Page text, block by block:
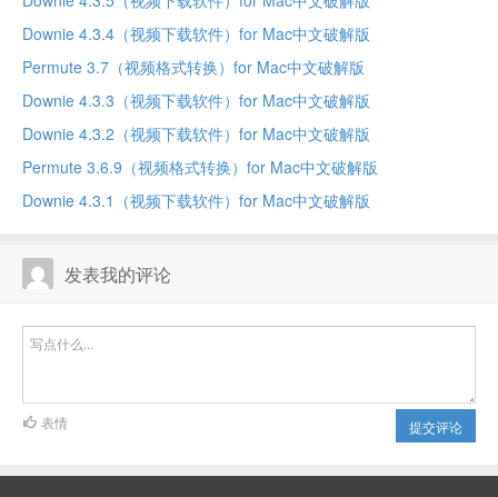
Downie 4.3.4（视频下载软件）for Mac中文破解版
Permute 3.7（视频格式转换）for Mac中文破解版
Downie 4.3.3（视频下载软件）for Mac中文破解版
Downie 4.3.2（视频下载软件）for Mac中文破解版
Permute 3.6.9（视频格式转换）for Mac中文破解版
Downie 4.3.1（视频下载软件）for Mac中文破解版
发表我的评论
提交评论
表情